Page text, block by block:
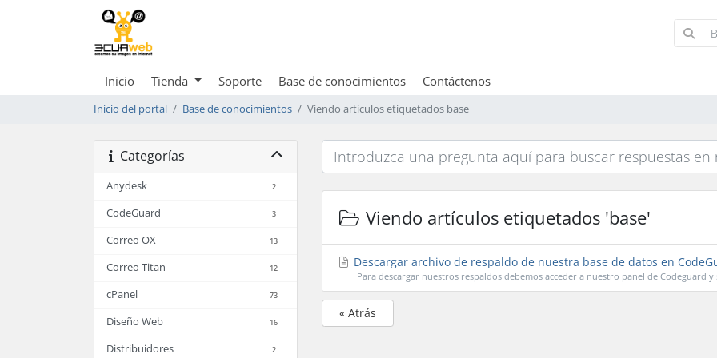
Inicio Tienda Soporte Base de conocimientos Contáctenos
Inicio del portal Base de conocimientos Viendo artículos etiquetados base
Categorías
Anydesk 2
CodeGuard 3
Correo OX 13
Correo Titan 12
cPanel 73
Diseño Web 16
Distribuidores 2
Viendo artículos etiquetados 'base'
Descargar archivo de respaldo de nuestra base de datos en
Para descargar nuestros respaldos debemos acceder a nuestro panel de Codeguard y
« Atrás